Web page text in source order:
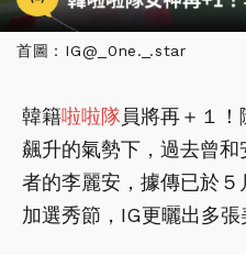
首圖：IG@_0ne._.star
韓籍啦啦隊員將再＋１！
飆升的氣勢下，過去曾
者的李麗安，據傳已於
加選秀節，IG更曬出多張